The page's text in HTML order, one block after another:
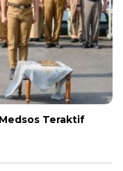
Teraktif